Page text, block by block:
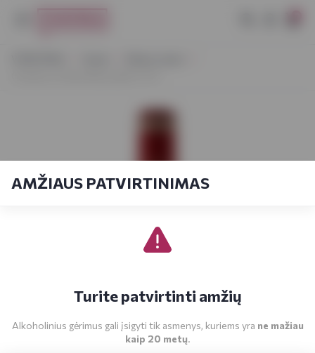
AMŽIAUS PATVIRTINIMAS
Turite patvirtinti amžių
Alkoholinius gėrimus gali įsigyti tik asmenys, kuriems yra ne mažiau
kaip 20 metų.